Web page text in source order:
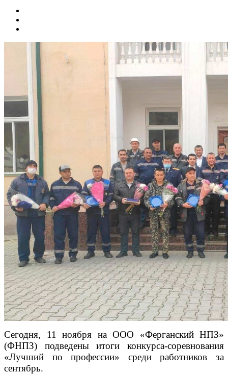
Сегодня, 11 ноября на ООО «Ферганский НПЗ»
(ФНПЗ) подведены итоги конкурса-соревнования
«Лучший по профессии» среди работников за
сентябрь.